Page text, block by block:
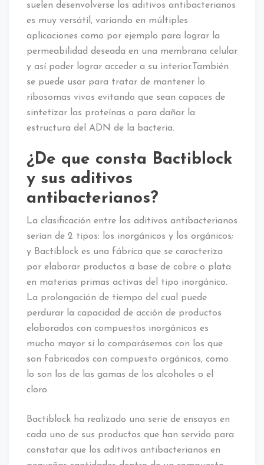
suelen desenvolverse los aditivos antibacterianos
es muy versátil, variando en múltiples
aplicaciones como por ejemplo para lograr la
permeabilidad deseada en una membrana celular
y así poder lograr acceder a su interior.También
se puede usar para tratar de mantener lo
ribosomas vivos evitando que sean capaces de
sintetizar las proteínas o para dañar la
estructura del ADN de la bacteria.
¿De que consta Bactiblock
y sus aditivos
antibacterianos?
La clasificación entre los aditivos antibacterianos
serían de 2 tipos: los inorgánicos y los orgánicos;
y Bactiblock es una fábrica que se caracteriza
por elaborar productos a base de cobre o plata
en materias primas activas del tipo inorgánico.
La prolongación de tiempo del cual puede
perdurar la capacidad de acción de productos
elaborados con compuestos inorgánicos es
mucho mayor si lo comparásemos con los que
son fabricados con compuesto orgánicos, como
lo son los de las gamas de los alcoholes o el
cloro.
Bactiblock ha realizado una serie de ensayos en
cada uno de sus productos que han servido para
constatar que los aditivos antibacterianos en